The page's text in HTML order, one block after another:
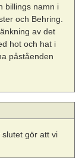
billings namn i
och Behring.
av det
hot och hat i
påståenden
slutet gör att vi